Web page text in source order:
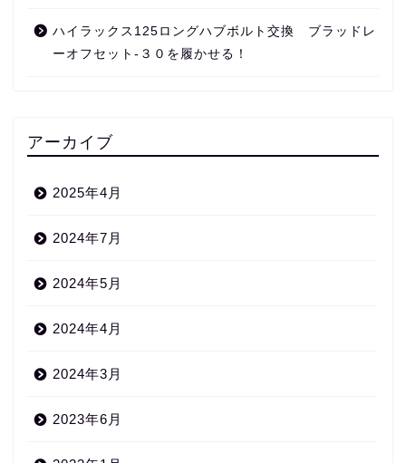
ハイラックス125ロングハブボルト交換 ブラッドレ
ーオフセット‐３０を履かせる！
アーカイブ
2025年4月
2024年7月
2024年5月
2024年4月
2024年3月
2023年6月